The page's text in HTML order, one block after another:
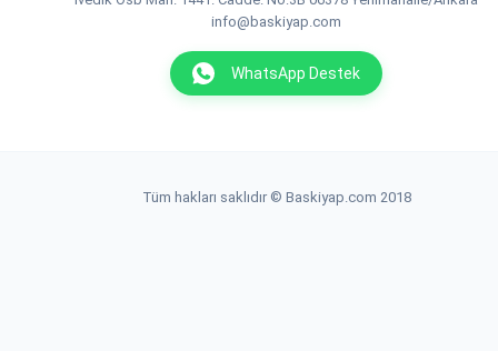
info@baskiyap.com
WhatsApp Destek
Tüm hakları saklıdır © Baskiyap.com 2018